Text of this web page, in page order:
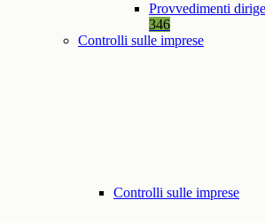
Provvedimenti
346
Controlli sulle imprese
Controlli sulle imprese